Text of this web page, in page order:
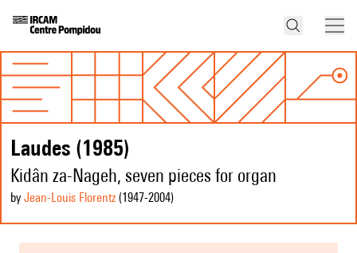
Laudes (1985)
Kidân za-Nageh, seven pieces for organ
by Jean-Louis Florentz (1947-2004)